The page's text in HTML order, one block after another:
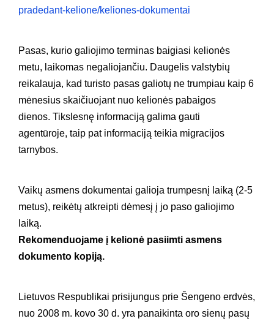
pradedant-kelione/keliones-dokumentai
Pasas, kurio galiojimo terminas baigiasi kelionės
metu, laikomas negaliojančiu. Daugelis valstybių
reikalauja, kad turisto pasas galiotų ne trumpiau kaip 6
mėnesius skaičiuojant nuo kelionės pabaigos
dienos. Tikslesnę informaciją galima gauti
agentūroje, taip pat informaciją teikia migracijos
tarnybos.
Vaikų asmens dokumentai galioja trumpesnį laiką (2-5
metus), reikėtų atkreipti dėmesį į jo paso galiojimo
laiką.
Rekomenduojame į kelionė pasiimti asmens
dokumento kopiją.
Lietuvos Respublikai prisijungus prie Šengeno erdvės,
nuo 2008 m. kovo 30 d. yra panaikinta oro sienų pasų